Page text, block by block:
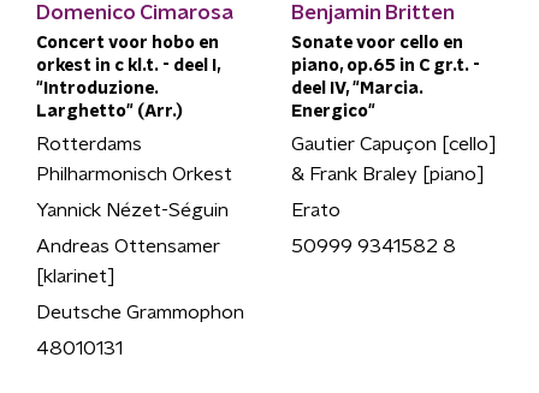
Domenico Cimarosa
Concert voor hobo en
orkest in c kl.t. - deel I,
"Introduzione.
Larghetto" (Arr.)
Rotterdams
Philharmonisch Orkest
Yannick Nézet-Séguin
Andreas Ottensamer
[klarinet]
Deutsche Grammophon
48010131
Benjamin Britten
Sonate voor cello en
piano, op.65 in C gr.t. -
deel IV, "Marcia.
Energico"
Gautier Capuçon [cello]
& Frank Braley [piano]
Erato
50999 9341582 8